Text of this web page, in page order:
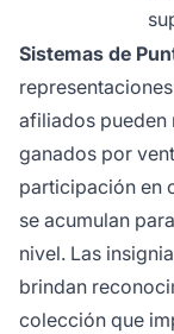
Sistemas de
afiliados pueden
ganados por
participación en
se acumulan
nivel. Las
brindan
colección que